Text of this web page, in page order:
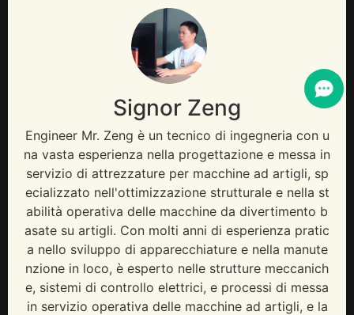
Signor Zeng
Engineer Mr. Zeng è un tecnico di ingegneria con u
na vasta esperienza nella progettazione e messa in
servizio di attrezzature per macchine ad artigli, sp
ecializzato nell'ottimizzazione strutturale e nella st
abilità operativa delle macchine da divertimento b
asate su artigli. Con molti anni di esperienza pratic
a nello sviluppo di apparecchiature e nella manute
nzione in loco, è esperto nelle strutture meccanich
e, sistemi di controllo elettrici, e processi di messa
in servizio operativa delle macchine ad artigli, e la